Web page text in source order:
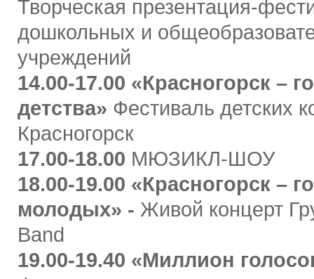
Творческая презентация-
дошкольных и
учреждений
14.00-17.00 «Красногорск –
детства» Фестиваль детских
Красногорск
17.00-18.00 МЮЗИКЛ-ШОУ
18.00-19.00 «Красногорск –
молодых» - Живой концерт
Band
19.00-19.40 «Миллион